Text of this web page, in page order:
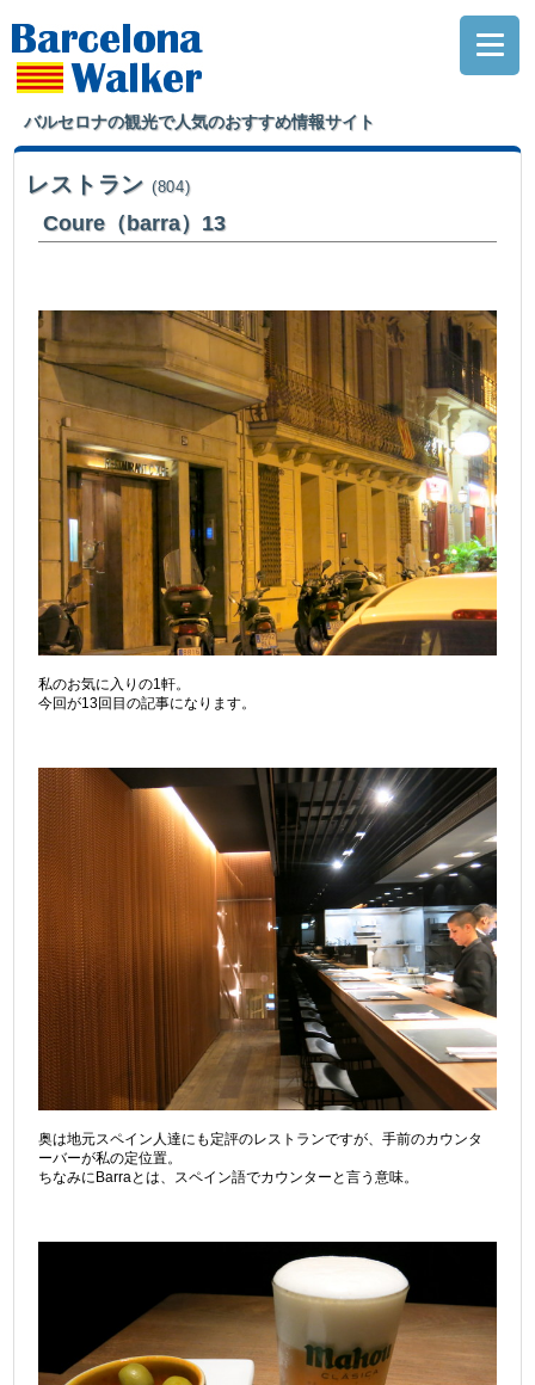
バルセロナの観光で人気のおすすめ情報サイト
レストラン (804)
Coure（barra）13
私のお気に入りの1軒。
今回が13回目の記事になります。
奥は地元スペイン人達にも定評のレストランですが、手前のカウンタ
ーバーが私の定位置。
ちなみにBarraとは、スペイン語でカウンターと言う意味。